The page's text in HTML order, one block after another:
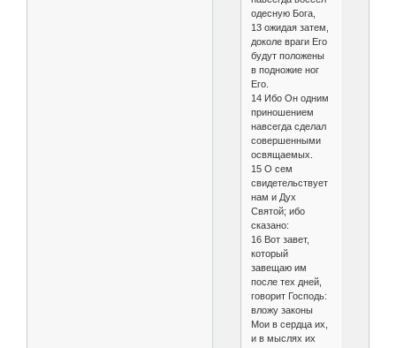
одесную Бога,
13 ожидая затем,
доколе враги Его
будут положены
в подножие ног
Его.
14 Ибо Он одним
приношением
навсегда сделал
совершенными
освящаемых.
15 О сем
свидетельствует
нам и Дух
Святой; ибо
сказано:
16 Вот завет,
который
завещаю им
после тех дней,
говорит Господь:
вложу законы
Мои в сердца их,
и в мыслях их